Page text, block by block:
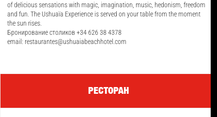
of delicious sensations with magic, imagination, music, hedonism, freedom
and fun. The Ushuaïa Experience is served on your table from the moment
the sun rises.
Бронирование столиков +34 626 38 4378
email: restaurantes@ushuaiabeachhotel.com
PECTOPAH